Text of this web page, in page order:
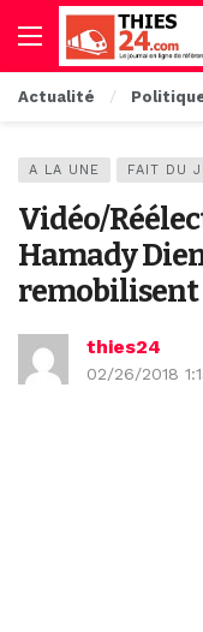
Actualité
A LA UNE FAIT DU
Vidéo/
Hamady
remobilisent
thies24
02/26/2018